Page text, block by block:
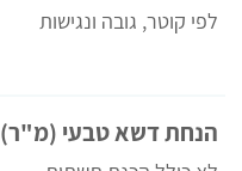
לפי קוטר, גובה ונגישות
הנחת דשא טבעי (מ"ר)